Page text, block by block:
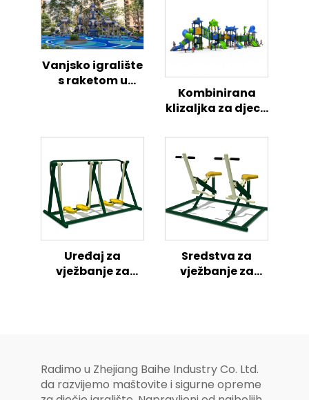
Vanjsko igralište
s raketom u
Kombinirana
klizaljka za djecu
avanturom
vanjska igrališta
Uređaj za
vježbanje za
rekreaciju-EU-US
Standardi
sukladni
Sredstva za
vježbanje za
Radimo u Zhejiang Baihe Industry Co. Ltd.
da razvijemo maštovite i sigurne opreme